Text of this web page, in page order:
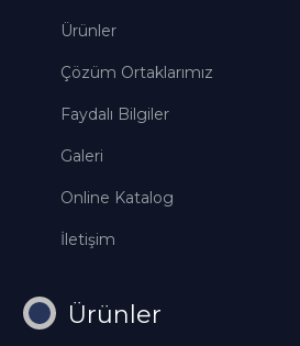
Ürünler
Çözüm Ortaklarımız
Faydalı Bilgiler
Galeri
Online Katalog
İletişim
Ürünler